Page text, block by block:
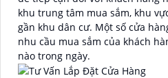
khu trung tâm mua sắm, khu
gần khu dân cư. Một số cửa
nhu cầu mua sắm của khách
nào trong ngày.